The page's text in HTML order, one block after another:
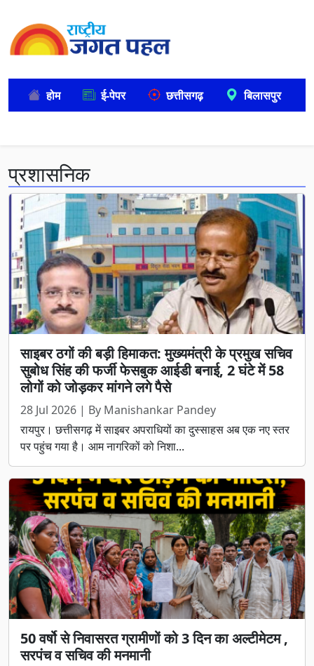
होम ई-पेपर छत्तीसगढ़ बिलासपुर
प्रशासनिक
साइबर ठगों की बड़ी हिमाकत: मुख्यमंत्री के प्रमुख सचिव
सुबोध सिंह की फर्जी फेसबुक आईडी बनाई, 2 घंटे में 58
लोगों को जोड़कर मांगने लगे पैसे
28 Jul 2026 | By Manishankar Pandey
रायपुर। छत्तीसगढ़ में साइबर अपराधियों का दुस्साहस अब एक नए स्तर
पर पहुंच गया है। आम नागरिकों को निशा...
50 वर्षो से निवासरत ग्रामीणों को 3 दिन का अल्टीमेटम ,
सरपंच व सचिव की मनमानी